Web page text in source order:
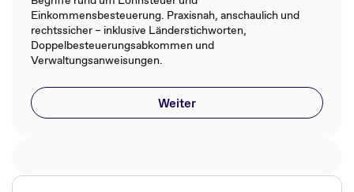
Einkommensbesteuerung. Praxisnah, anschaulich und
rechtssicher – inklusive Länderstichworten,
Doppelbesteuerungsabkommen und
Verwaltungsanweisungen.
Weiter